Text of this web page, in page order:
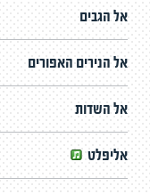
אל הגבים
אל הנירים האפורים
אל השדות
אליפלט